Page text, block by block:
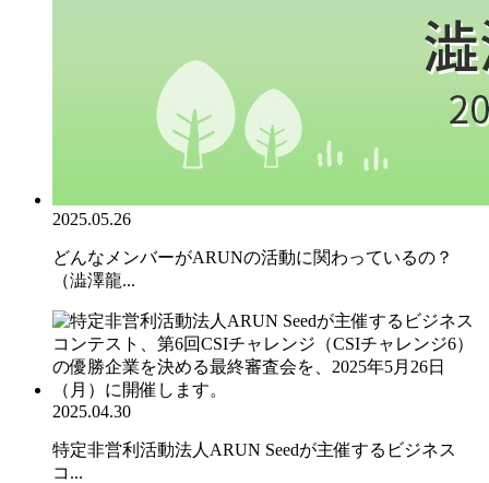
2025.05.26
どんなメンバーがARUNの活動に関わっているの？
（澁澤龍...
2025.04.30
特定非営利活動法人ARUN Seedが主催するビジネス
コ...